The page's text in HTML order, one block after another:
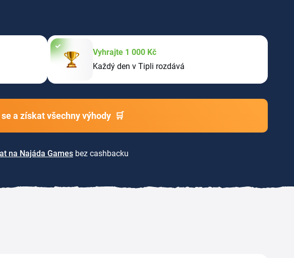
Vyhrajte 1 000 Kč
Každý den v Tipli rozdává
a získat všechny výhody 🛒
na Najáda Games bez cashbacku